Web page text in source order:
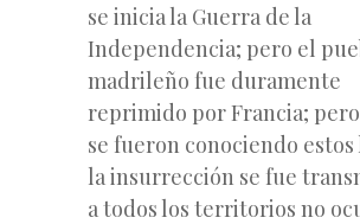
se inicia la Guerra de la
Independencia; pero el
madrileño fue duramente
reprimido por Francia;
se fueron conociendo estos
la insurrección se fue
a todos los territorios no